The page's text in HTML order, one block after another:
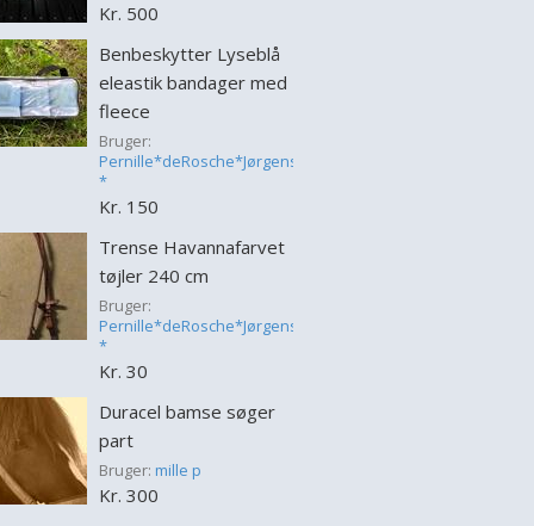
Kr. 500
Benbeskytter Lyseblå
eleastik bandager med
fleece
Bruger:
Pernille*deRosche*Jørgensen
*
Kr. 150
Trense Havannafarvet
tøjler 240 cm
Bruger:
Pernille*deRosche*Jørgensen
*
Kr. 30
Duracel bamse søger
part
Bruger: mille p
Kr. 300